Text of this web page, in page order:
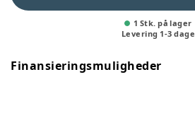
1 Stk. på lager
Levering 1-3 dage
Finansieringsmuligheder